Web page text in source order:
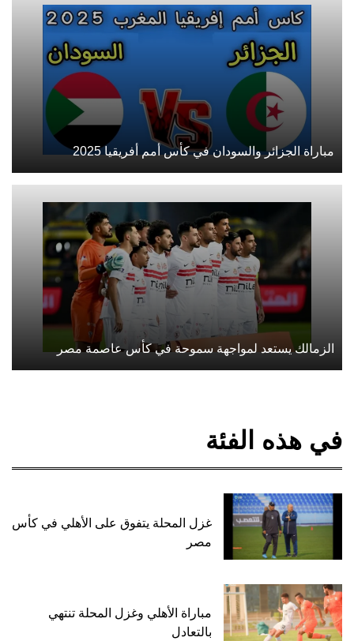
مباراة الجزائر والسودان في كأس أمم أفريقيا 2025
الزمالك يستعد لمواجهة سموحة في كأس عاصمة مصر
في هذه الفئة
غزل المحلة يتفوق على الأهلي في كأس
مصر
مباراة الأهلي وغزل المحلة تنتهي
بالتعادل